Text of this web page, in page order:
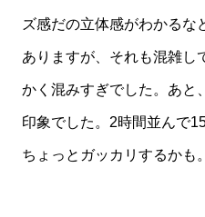
ズ感だの立体感がわかるな
ありますが、それも混雑し
かく混みすぎでした。あと
印象でした。2時間並んで
ちょっとガッカリするかも。